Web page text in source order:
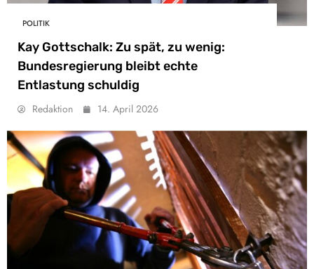
POLITIK
Kay Gottschalk: Zu spät, zu wenig:
Bundesregierung bleibt echte
Entlastung schuldig
Redaktion 14. April 2026